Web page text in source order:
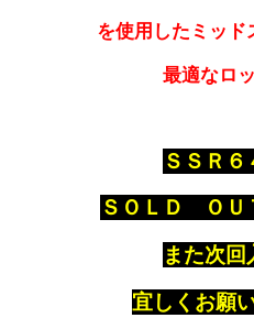
を使用した ミッ
最適なロ
ＳＳＲ
ＳＯＬＤ ＯＵ
また次回
宜しくお願